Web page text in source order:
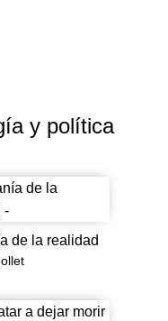
y política
de la realidad